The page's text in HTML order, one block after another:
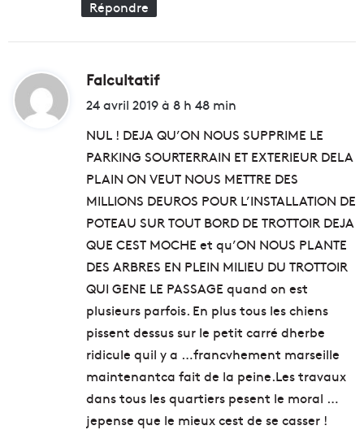
Répondre
Falcultatifd
24 avril 2019 à 8 h 48 min
NUL ! DEJA QU’ON NOUS SUPPRIME LE
PARKING SOURTERRAIN ET EXTERIEUR DELA
PLAIN ON VEUT NOUS METTRE DES
MILLIONS DEUROS POUR L’INSTALLATION DE
POTEAU SUR TOUT BORD DE TROTTOIR DEJA
QUE CEST MOCHE et qu’ON NOUS PLANTE
DES ARBRES EN PLEIN MILIEU DU TROTTOIR
QUI GENE LE PASSAGE quand on est
plusieurs parfois. En plus tous les chiens
pissent dessus sur le petit carré dherbe
ridicule quil y a …francvhement marseille
maintenantca fait de la peine.Les travaux
dans tous les quartiers pesent le moral …
jepense que le mieux cest de se casser !